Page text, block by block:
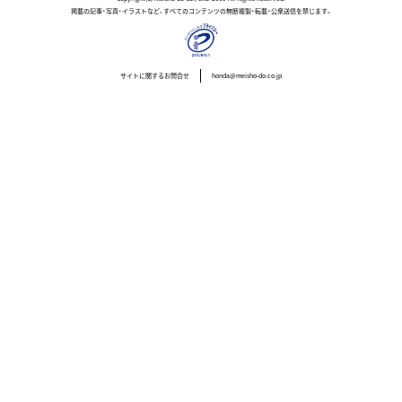
掲載の記事・写真・イラストなど、すべてのコンテンツの無断複製・転載・公衆送信を禁じます。
サイトに関するお問合せ honda@meisho-do.co.jp